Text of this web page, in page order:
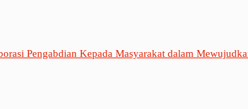
Pengabdian Kepada Masyarakat dalam